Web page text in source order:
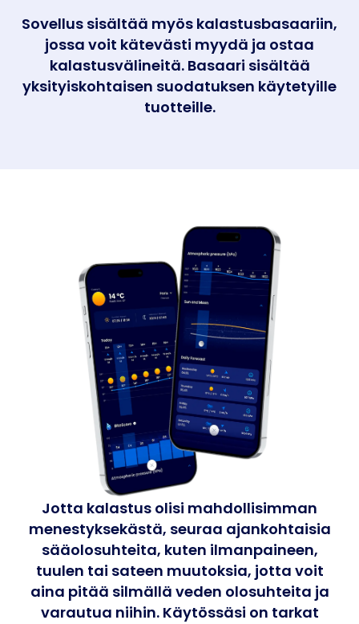
Sovellus sisältää myös kalastusbasaariin,
jossa voit kätevästi myydä ja ostaa
kalastusvälineitä. Basaari sisältää
yksityiskohtaisen suodatuksen käytetyille
tuotteille.
Jotta kalastus olisi mahdollisimman
menestyksekästä, seuraa ajankohtaisia
sääolosuhteita, kuten ilmanpaineen,
tuulen tai sateen muutoksia, jotta voit
aina pitää silmällä veden olosuhteita ja
varautua niihin. Käytössäsi on tarkat